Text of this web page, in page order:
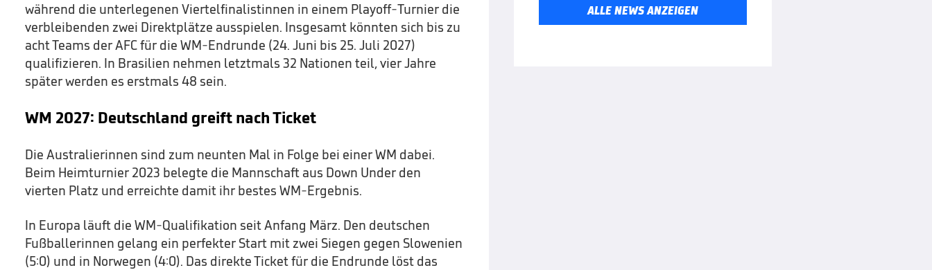
während die unterlegenen Viertelfinalistinnen in einem Playoff-Turnier die
verbleibenden zwei Direktplätze ausspielen. Insgesamt könnten sich bis zu
acht Teams der AFC für die WM-Endrunde (24. Juni bis 25. Juli 2027)
qualifizieren. In Brasilien nehmen letztmals 32 Nationen teil, vier Jahre
später werden es erstmals 48 sein.
WM 2027: Deutschland greift nach Ticket
Die Australierinnen sind zum neunten Mal in Folge bei einer WM dabei.
Beim Heimturnier 2023 belegte die Mannschaft aus Down Under den
vierten Platz und erreichte damit ihr bestes WM-Ergebnis.
In Europa läuft die WM-Qualifikation seit Anfang März. Den deutschen
Fußballerinnen gelang ein perfekter Start mit zwei Siegen gegen Slowenien
(5:0) und in Norwegen (4:0). Das direkte Ticket für die Endrunde löst das
ALLE NEWS ANZEIGEN